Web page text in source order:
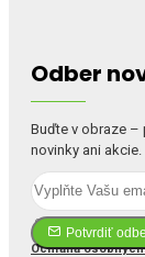
Odber
Buďte v obraze –
novinky ani akcie.
Potvrdiť
Prečítal(a)
Ochrana